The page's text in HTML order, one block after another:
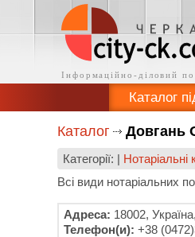
Каталог
Каталог Довгань
Категорії: | Нотаріальні
Всі види нотаріальних
Адреса: 18002,
Телефон(и): +38